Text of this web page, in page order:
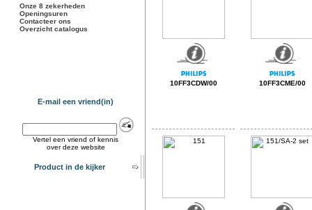
Onze 8 zekerheden
Openingsuren
Contacteer ons
Overzicht catalogus
E-mail een vriend(in)
Vertel een vriend of kennis
over deze website
Product in de kijker
10FF3CDW/00 10FF3CME/00